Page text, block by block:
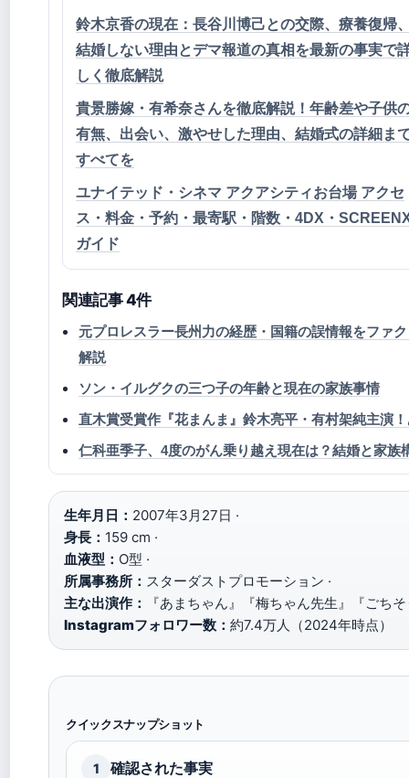
鈴木京香の現在：長谷川博己との交際、療養復帰
結婚しない理由とデマ報道の真相を最新の事実で
しく徹底解説
貴景勝嫁・有希奈さんを徹底解説！年齢差や子供
有無、出会い、激やせした理由、結婚式の詳細ま
すべてを
ユナイテッド・シネマ アクアシティお台場 アクセ
ス・料金・予約・最寄駅・階数・4DX・
ガイド
関連記事 4件
元プロレスラー長州力の経歴・国籍の誤情報をファ
解説
ソン・イルグクの三つ子の年齢と現在の家族事情
直木賞受賞作『花まんま』鈴木亮平・有村架純主演
仁科亜季子、4度のがん乗り越え現在は？結婚と家族
生年月日： 2007年3月27日 ·
身長： 159 cm ·
血液型： O型 ·
所属事務所： スターダストプロモーション ·
主な出演作：
『あまちゃん』『梅ちゃん先生』『ごちそ
Instagramフォロワー数： 約7.4万人（2024年時点）
クイックスナップショット
1 確認された事実